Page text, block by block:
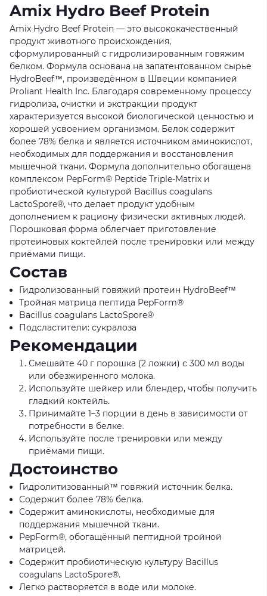
Amix Hydro Beef Protein
Amix Hydro Beef Protein — это высококачественный
продукт животного происхождения,
сформулированный с гидролизированным говяжим
белком. Формула основана на запатентованном сырье
HydroBeef™, произведённом в Швеции компанией
Proliant Health Inc. Благодаря современному процессу
гидролиза, очистки и экстракции продукт
характеризуется высокой биологической ценностью и
хорошей усвоением организмом. Белок содержит
более 78% белка и является источником аминокислот,
необходимых для поддержания и восстановления
мышечной ткани. Формула дополнительно обогащена
комплексом PepForm® Peptide Triple-Matrix и
пробиотической культурой Bacillus coagulans
LactoSpore®, что делает продукт удобным
дополнением к рациону физически активных людей.
Порошковая форма облегчает приготовление
протеиновых коктейлей после тренировки или между
приёмами пищи.
Состав
Гидролизованный говяжий протеин HydroBeef™
Тройная матрица пептида PepForm®
Bacillus coagulans LactoSpore®
Подсластители: сукралоза
Рекомендации
Смешайте 40 г порошка (2 ложки) с 300 мл воды
или обезжиренного молока.
Используйте шейкер или блендер, чтобы получить
гладкий коктейль.
Принимайте 1–3 порции в день в зависимости от
потребности в белке.
Используйте после тренировки или между
приёмами пищи.
Достоинство
Гидролитизованный™ говяжий источник белка.
Содержит более 78% белка.
Содержит аминокислоты, необходимые для
поддержания мышечной ткани.
PepForm®, обогащённый пептидной тройной
матрицей.
Содержит пробиотическую культуру Bacillus
coagulans LactoSpore®.
Легко растворяется в воде или молоке.